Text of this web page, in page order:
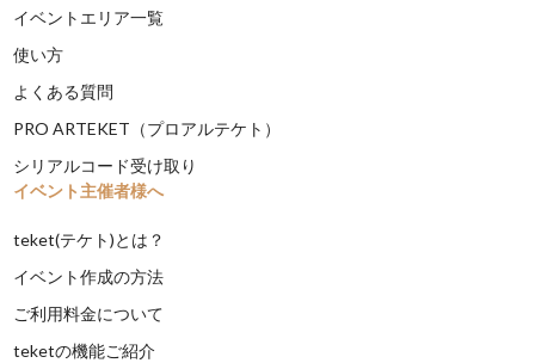
イベントエリア一覧
使い方
よくある質問
PRO ARTEKET（プロアルテケト）
シリアルコード受け取り
イベント主催者様へ
teket(テケト)とは？
イベント作成の方法
ご利用料金について
teketの機能ご紹介